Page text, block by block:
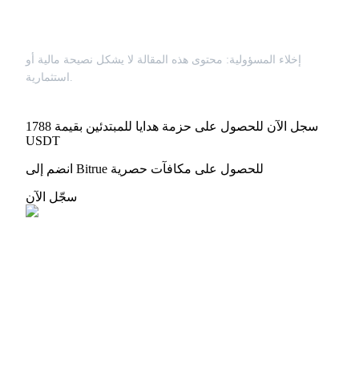
إخلاء المسؤولية: محتوى هذه المقالة لا يشكل نصيحة مالية أو
سجل الآن للحصول على حزمة هدايا للمبتدئين بقيمة 1788
USDT
انضم إلى Bitrue للحصول على مكافآت حصرية
سجّل الآن